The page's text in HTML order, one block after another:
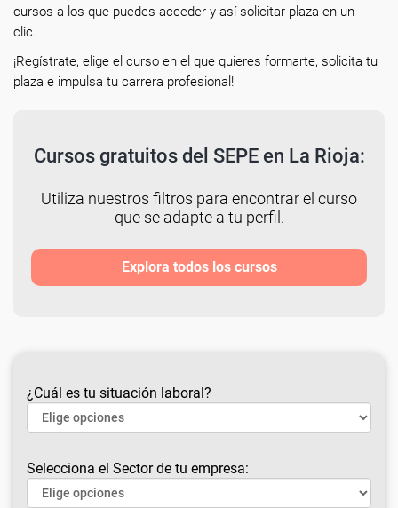
cursos a los que puedes acceder y así solicitar plaza en un
clic.
¡Regístrate, elige el curso en el que quieres formarte, solicita tu
plaza e impulsa tu carrera profesional!
Cursos gratuitos del SEPE en La Rioja:
Utiliza nuestros filtros para encontrar el curso
que se adapte a tu perfil.
Explora todos los cursos
¿Cuál es tu situación laboral?
Selecciona el Sector de tu empresa: